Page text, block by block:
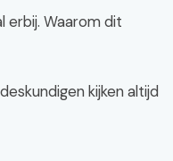
erbij. Waarom dit
kijken altijd